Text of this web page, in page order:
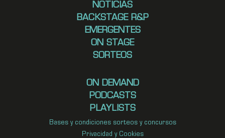
NOTICIAS
BACKSTAGE R&P
EMERGENTES
ON STAGE
SORTEOS
ON DEMAND
PODCASTS
PLAYLISTS
Bases y condiciones sorteos y concursos
Privacidad y Cookies